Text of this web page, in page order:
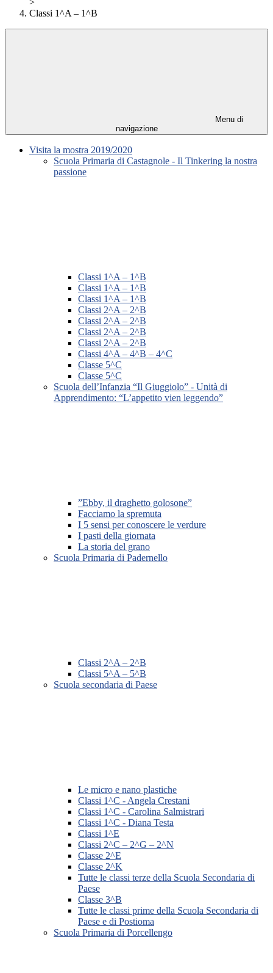
>
Classi 1^A – 1^B
Menu di
navigazione
Visita la mostra 2019/2020
Scuola Primaria di Castagnole - Il Tinkering la nostra
passione
Classi 1^A – 1^B
Classi 1^A – 1^B
Classi 1^A – 1^B
Classi 2^A – 2^B
Classi 2^A – 2^B
Classi 2^A – 2^B
Classi 2^A – 2^B
Classi 4^A – 4^B – 4^C
Classe 5^C
Classe 5^C
Scuola dell’Infanzia “Il Giuggiolo” - Unità di
Apprendimento: “L’appetito vien leggendo”
”Ebby, il draghetto golosone”
Facciamo la spremuta
I 5 sensi per conoscere le verdure
I pasti della giornata
La storia del grano
Scuola Primaria di Padernello
Classi 2^A – 2^B
Classi 5^A – 5^B
Scuola secondaria di Paese
Le micro e nano plastiche
Classi 1^C - Angela Crestani
Classi 1^C - Carolina Salmistrari
Classi 1^C - Diana Testa
Classi 1^E
Classi 2^C – 2^G – 2^N
Classe 2^E
Classe 2^K
Tutte le classi terze della Scuola Secondaria di
Paese
Classe 3^B
Tutte le classi prime della Scuola Secondaria di
Paese e di Postioma
Scuola Primaria di Porcellengo